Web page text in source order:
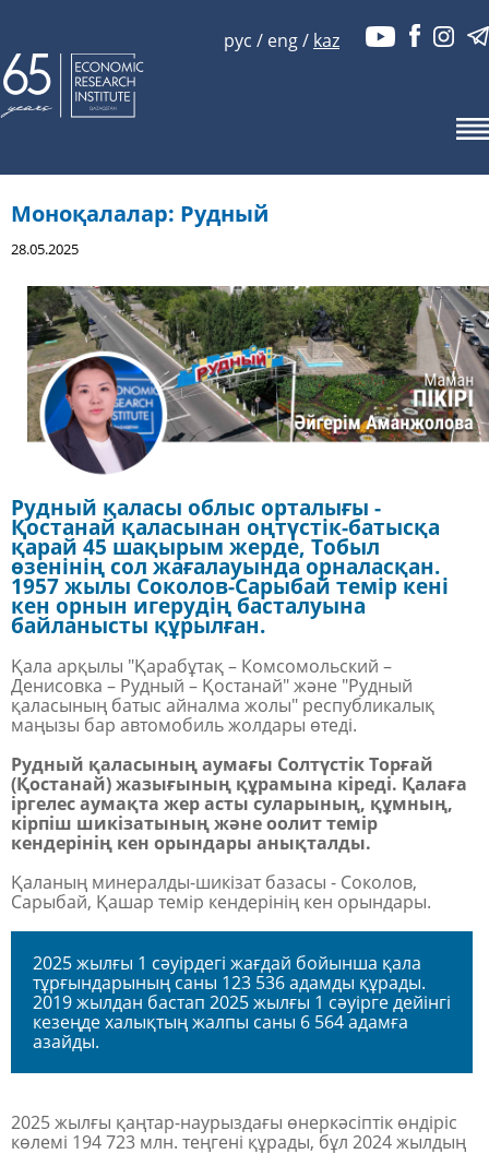
рус / eng/ kaz
Моноқалалар: Рудный
28.05.2025
Рудный қаласы облыс орталығы -
Қостанай қаласынан оңтүстік-батысқа
қарай 45 шақырым жерде, Тобыл
өзенінің сол жағалауында орналасқан.
1957 жылы Соколов-Сарыбай темір кені
кен орнын игерудің басталуына
байланысты құрылған.
Қала арқылы "Қарабұтақ – Комсомольский –
Денисовка – Рудный – Қостанай" және "Рудный
қаласының батыс айналма жолы" республикалық
маңызы бар автомобиль жолдары өтеді.
Рудный қаласының аумағы Солтүстік Торғай
(Қостанай) жазығының құрамына кіреді. Қалаға
іргелес аумақта жер асты суларының, құмның,
кірпіш шикізатының және оолит темір
кендерінің кен орындары анықталды.
Қаланың минералды-шикізат базасы - Соколов,
Сарыбай, Қашар темір кендерінің кен орындары.
2025 жылғы 1 сәуірдегі жағдай бойынша қала
тұрғындарының саны 123 536 адамды құрады.
2019 жылдан бастап 2025 жылғы 1 сәуірге дейінгі
кезеңде халықтың жалпы саны 6 564 адамға
азайды.
2025 жылғы қаңтар-наурыздағы өнеркәсіптік өндіріс
көлемі 194 723 млн. теңгені құрады, бұл 2024 жылдың